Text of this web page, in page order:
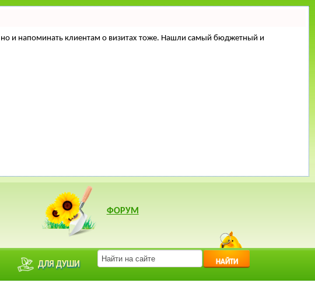
но и напоминать клиентам о визитах тоже. Нашли самый бюджетный и
ФОРУМ
ДЛЯ ДУШИ НАЙТИ